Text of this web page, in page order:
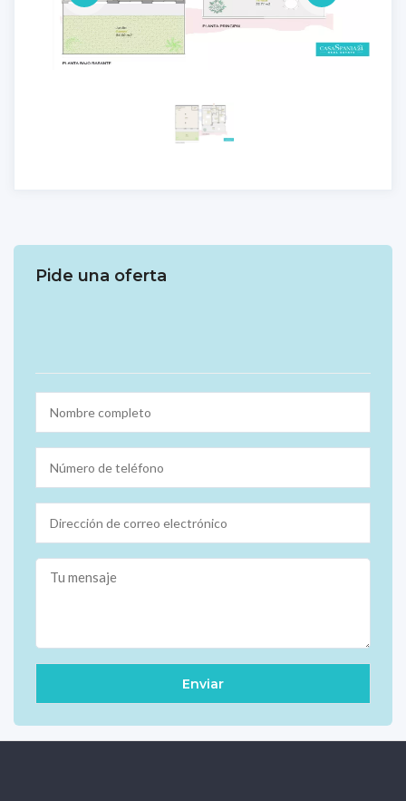
Pide una oferta